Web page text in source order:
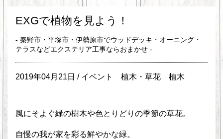
EXGで植物を見よう！
- 秦野市・平塚市・伊勢原市でウッドデッキ・オーニング・
テラスなどエクステリア工事ならおまかせ -
2019年04月21日 / イベント 植木・草花 植木
風にそよぐ緑の樹木や色とりどりの季節の草花。
自慢の我が家を彩る鮮やかな緑。